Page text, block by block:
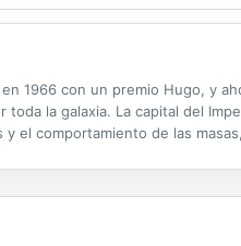
1966 con un premio Hugo, y
la galaxia. La capital del
el comportamiento de las